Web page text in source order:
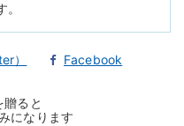
） Facebook
贈ると
になります